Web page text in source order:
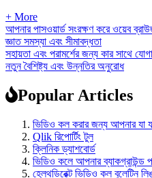
+ More
আপনার পাসওয়ার্ড সংরক্ষণ করে ওয়েব
জ্ঞাত সমস্যা এবং সীমাবদ্ধতা
সহায়তা এবং পরামর্শের জন্য কার সাথে
নতুন বৈশিষ্ট্য এবং উন্নতির অনুরোধ
Popular Articles
ভিডিও কল করার জন্য আপনার যা
Qlik রিপোর্টিং টুল
ক্লিনিক ড্যাশবোর্ড
ভিডিও কলে আপনার ব্যাকগ্রাউন্ড
হেলথডিরেক্ট ভিডিও কল বুলেটিন